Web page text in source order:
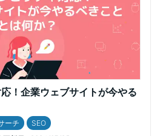
！企業ウェブサイトが今やる
ーチ
SEO